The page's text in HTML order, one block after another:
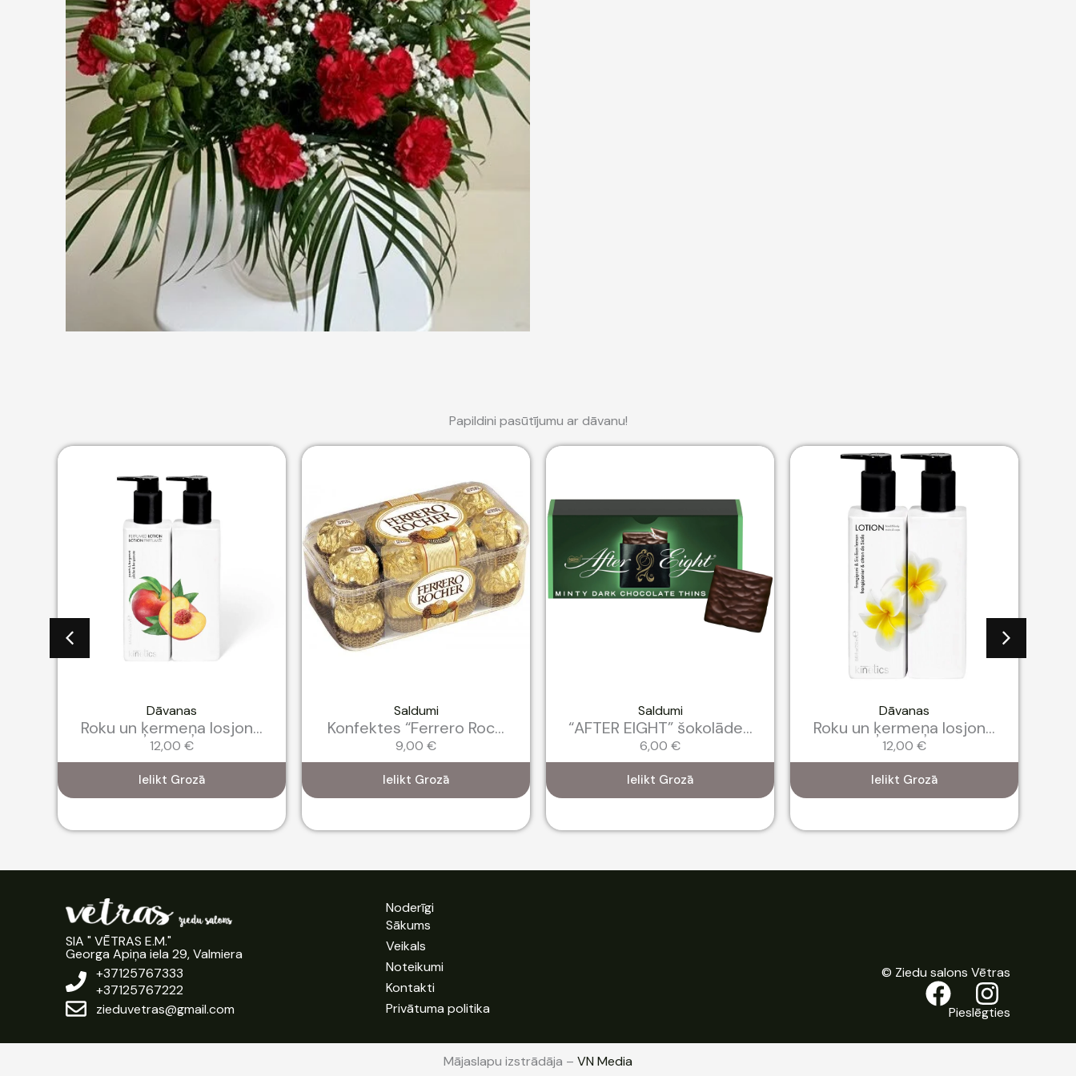
Papildini pasūtījumu ar dāvanu!
Dāvanas
Roku un ķermeņa losjon...
12,00 €
Ielikt Grozā
Saldumi
Konfektes “Ferrero Roc...
9,00 €
Ielikt Grozā
Saldumi
“AFTER EIGHT” šokolāde...
6,00 €
Ielikt Grozā
Dāvanas
Roku un ķermeņa losjon...
12,00 €
Ielikt Grozā
SIA " VĒTRAS E.M."
Georga Apiņa iela 29, Valmiera
+37125767333
+37125767222
zieduvetras@gmail.com
Noderīgi
Sākums
Veikals
Noteikumi
Kontakti
Privātuma politika
© Ziedu salons Vētras
Pieslēgties
Mājaslapu izstrādāja – VN Media